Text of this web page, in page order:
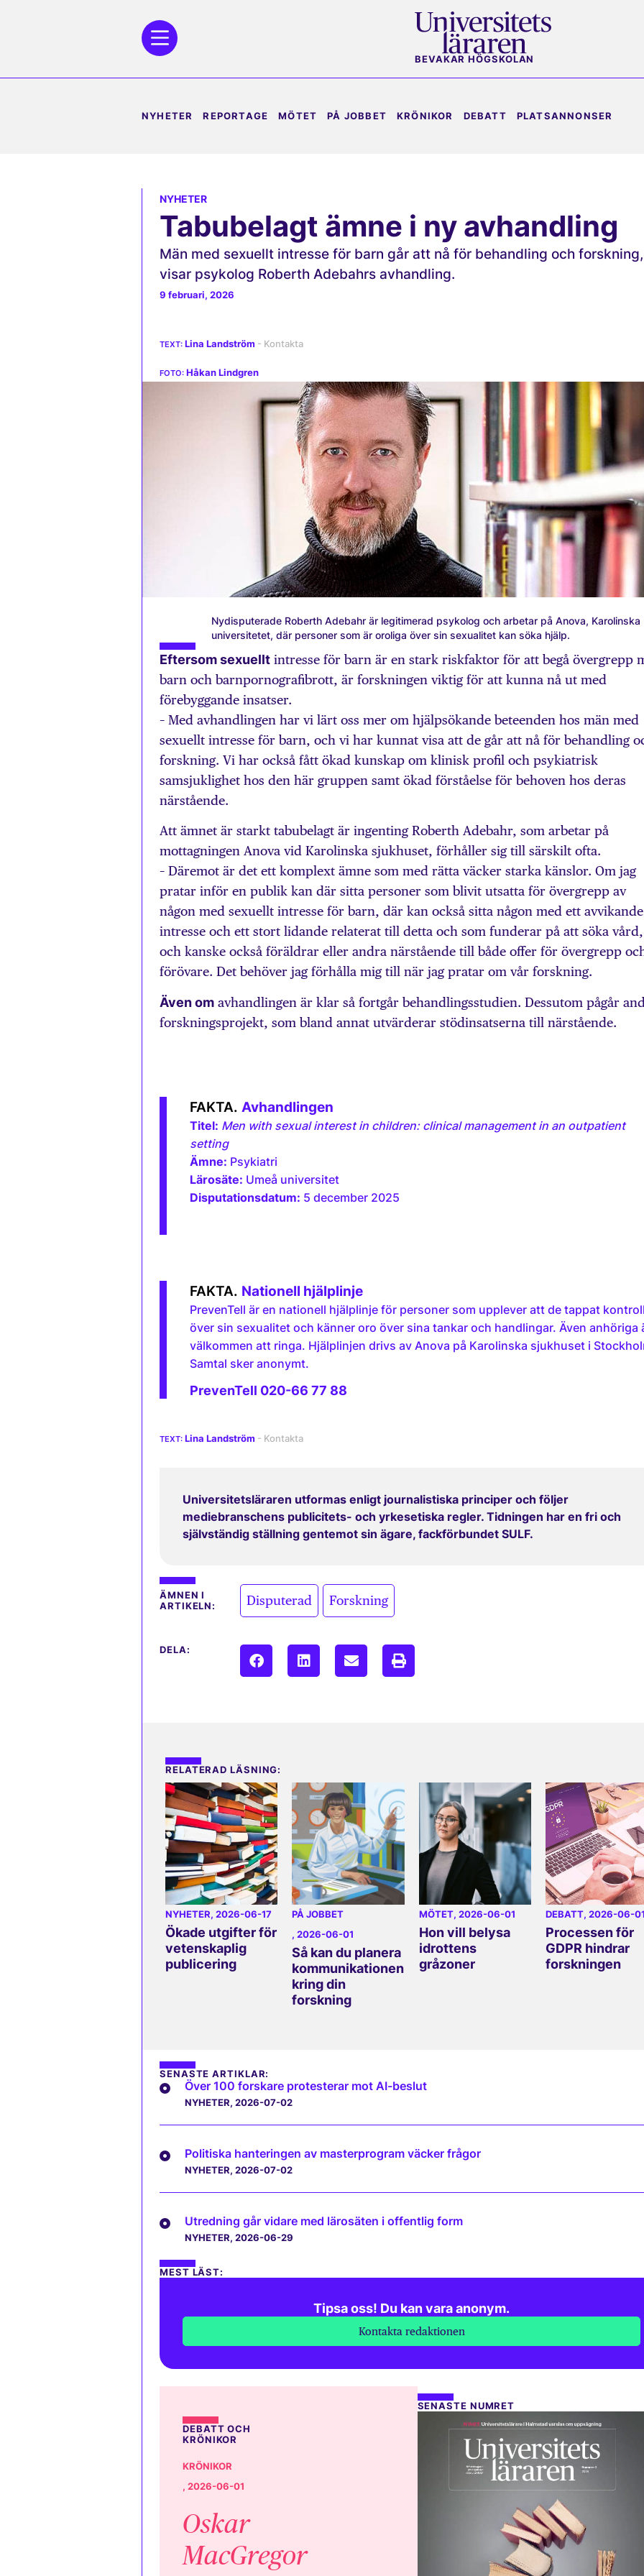
BEVAKAR HÖGSKOLAN
NYHETER REPORTAGE MÖTET PÅ JOBBET KRÖNIKOR DEBATT PLATSANNONSER
NYHETER
Tabubelagt ämne i ny avhandling
Män med sexuellt intresse för barn går att nå för behandling och forskning,
visar psykolog Roberth Adebahrs avhandling.
9 februari, 2026
Lina Landström
Håkan Lindgren
Nydisputerade Roberth Adebahr är legitimerad psykolog och arbetar på Anova, Karolinska
universitetet, där personer som är oroliga över sin sexualitet kan söka hjälp.
Eftersom sexuellt intresse för barn är en stark riskfaktor för att begå övergrepp
barn och barnpornografibrott, är forskningen viktig för att kunna nå ut med
förebyggande insatser.
– Med avhandlingen har vi lärt oss mer om hjälpsökande beteenden hos män med
sexuellt intresse för barn, och vi har kunnat visa att de går att nå för behandling
forskning. Vi har också fått ökad kunskap om klinisk profil och psykiatrisk
samsjuklighet hos den här gruppen samt ökad förståelse för behoven hos deras
närstående.
Att ämnet är starkt tabubelagt är ingenting Roberth Adebahr, som arbetar på
mottagningen Anova vid Karolinska sjukhuset, förhåller sig till särskilt ofta.
– Däremot är det ett komplext ämne som med rätta väcker starka känslor. Om jag
pratar inför en publik kan där sitta personer som blivit utsatta för övergrepp av
någon med sexuellt intresse för barn, där kan också sitta någon med ett avvikande
intresse och ett stort lidande relaterat till detta och som funderar på att söka vård,
och kanske också föräldrar eller andra närstående till både offer för övergrepp
förövare. Det behöver jag förhålla mig till när jag pratar om vår forskning.
Även om avhandlingen är klar så fortgår behandlingsstudien. Dessutom pågår
forskningsprojekt, som bland annat utvärderar stödinsatserna till närstående.
Avhandlingen
Titel: Men with sexual interest in children: clinical management in an outpatient
setting
Ämne: Psykiatri
Lärosäte: Umeå universitet
Disputationsdatum: 5 december 2025
Nationell hjälplinje
PrevenTell är en nationell hjälplinje för personer som upplever att de tappat
över sin sexualitet och känner oro över sina tankar och handlingar. Även anhöriga
välkommen att ringa. Hjälplinjen drivs av Anova på Karolinska sjukhuset i
Samtal sker anonymt.
PrevenTell 020-66 77 88
Lina Landström
Universitetsläraren utformas enligt journalistiska principer och följer
mediebranschens publicitets- och yrkesetiska regler. Tidningen har en fri och
självständig ställning gentemot sin ägare, fackförbundet SULF.
ÄMNEN I
ARTIKELN:
Disputerad Forskning
DELA:
RELATERAD LÄSNING:
NYHETER, 2026-06-17
Ökade utgifter för
vetenskaplig
publicering
PÅ JOBBET
, 2026-06-01
Så kan du planera
kommunikationen
kring din
forskning
MÖTET, 2026-06-01
Hon vill belysa
idrottens
gråzoner
DEBATT, 2026-06-
Processen för
GDPR hindrar
forskningen
SENASTE ARTIKLAR:
Över 100 forskare protesterar mot AI-beslut
NYHETER, 2026-07-02
Politiska hanteringen av masterprogram väcker frågor
NYHETER, 2026-07-02
Utredning går vidare med lärosäten i offentlig form
NYHETER, 2026-06-29
MEST LÄST:
Tipsa oss! Du kan vara anonym.
Kontakta redaktionen
DEBATT OCH
KRÖNIKOR
KRÖNIKOR
, 2026-06-01
Oskar
MacGregor
SENASTE NUMRET